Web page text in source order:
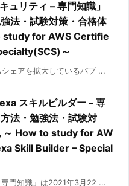
ュリティ – 専門知識」
法・試験対策・合格体
study for AWS Certifie
～
ェアを拡大しているパブ ...
スキルビルダー – 専
法・勉強法・試験対
～ How to study for AW
Skill Builder – Special
門知識」は2021年3月22 ...